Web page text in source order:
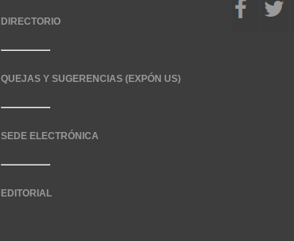
DIRECTORIO
QUEJAS Y SUGERENCIAS (EXPÓN US)
SEDE ELECTRÓNICA
EDITORIAL